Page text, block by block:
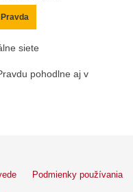
siete
pohodlne aj v
Podmienky používania